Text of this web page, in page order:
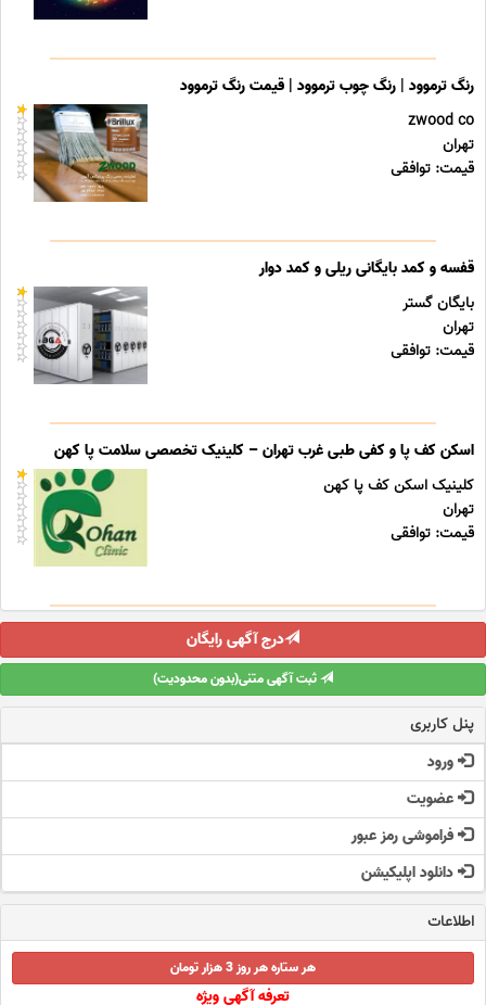
رنگ ترموود | رنگ چوب ترموود | قیمت رنگ ترموود
zwood co
تهران
قیمت: توافقی
قفسه و کمد بایگانی ریلی و کمد دوار
بایگان گستر
تهران
قیمت: توافقی
اسکن کف پا و کفی طبی غرب تهران – کلینیک تخصصی سلامت پا کهن
کلینیک اسکن کف پا کهن
تهران
قیمت: توافقی
درج آگهی رایگان
ثبت آگهی متنی(بدون محدودیت)
پنل کاربری
ورود
عضویت
فراموشی رمز عبور
دانلود اپلیکیشن
اطلاعات
هر ستاره هر روز 3 هزار تومان
تعرفه آگهی ویژه